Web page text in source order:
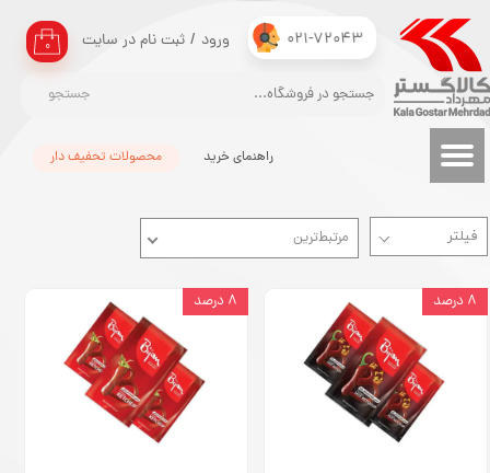
021-72043
جستجو
۰ ورود / ثبت نام در سایت
حساب کاربری من
تغییر گذر واژه
سفارشات
محصولات تحفیف دار راهنمای خرید
مرتبط‌ترین
۸ درصد ۸ درصد